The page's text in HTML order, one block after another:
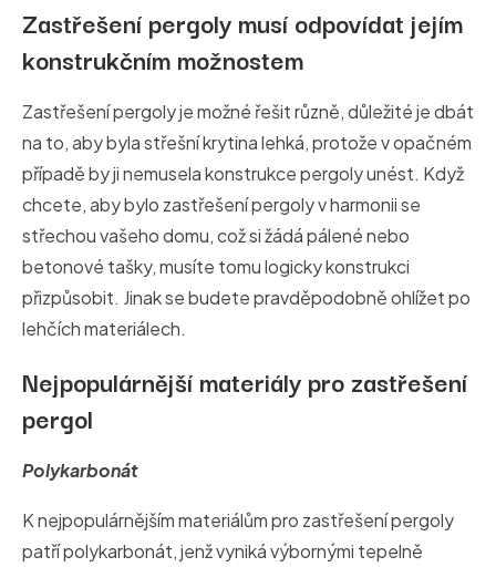
Zastřešení pergoly musí odpovídat jejím
konstrukčním možnostem
Zastřešení pergoly je možné řešit různě, důležité je dbát
na to, aby byla střešní krytina lehká, protože v opačném
případě by ji nemusela konstrukce pergoly unést. Když
chcete, aby bylo zastřešení pergoly v harmonii se
střechou vašeho domu, což si žádá pálené nebo
betonové tašky, musíte tomu logicky konstrukci
přizpůsobit. Jinak se budete pravděpodobně ohlížet po
lehčích materiálech.
Nejpopulárnější materiály pro zastřešení
pergol
Polykarbonát
K nejpopulárnějším materiálům pro zastřešení pergoly
patří polykarbonát, jenž vyniká výbornými tepelně